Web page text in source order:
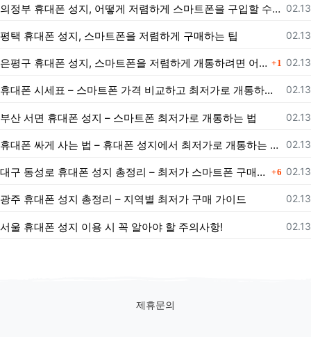
등록
02.13
의정부 휴대폰 성지, 어떻게 저렴하게 스마트폰을 구입할 수 있을까?
등록
02.13
평택 휴대폰 성지, 스마트폰을 저렴하게 구매하는 팁
등록
02.13
은평구 휴대폰 성지, 스마트폰을 저렴하게 개통하려면 어떻게 해야 할까? 댓글
1
등록
02.13
휴대폰 시세표 – 스마트폰 가격 비교하고 최저가로 개통하는 법
등록
02.13
부산 서면 휴대폰 성지 – 스마트폰 최저가로 개통하는 법
등록
02.13
휴대폰 싸게 사는 법 – 휴대폰 성지에서 최저가로 개통하는 노하우
등록
02.13
대구 동성로 휴대폰 성지 총정리 – 최저가 스마트폰 구매 가이드 댓글
6
등록
02.13
광주 휴대폰 성지 총정리 – 지역별 최저가 구매 가이드
등록
02.13
서울 휴대폰 성지 이용 시 꼭 알아야 할 주의사항!
제휴문의